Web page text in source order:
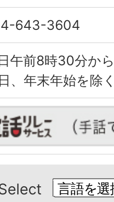
643-3604
午前8時30分か
日、年末年始を除